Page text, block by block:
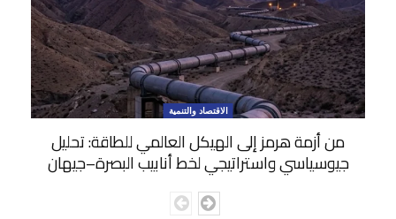
الاقتصاد والتنمية
من أزمة هرمز إلى الهيكل العالمي للطاقة: تحليل
جيوسياسي واستراتيجي لخط أنابيب البصرة–جيهان